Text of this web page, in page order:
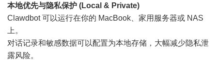
本地优先与隐私保护 (Local & Private)
Clawdbot 可以运行在你的 MacBook、家用服务器或 NAS
上。
对话记录和敏感数据可以配置为本地存储，大幅减少隐私泄
露风险。